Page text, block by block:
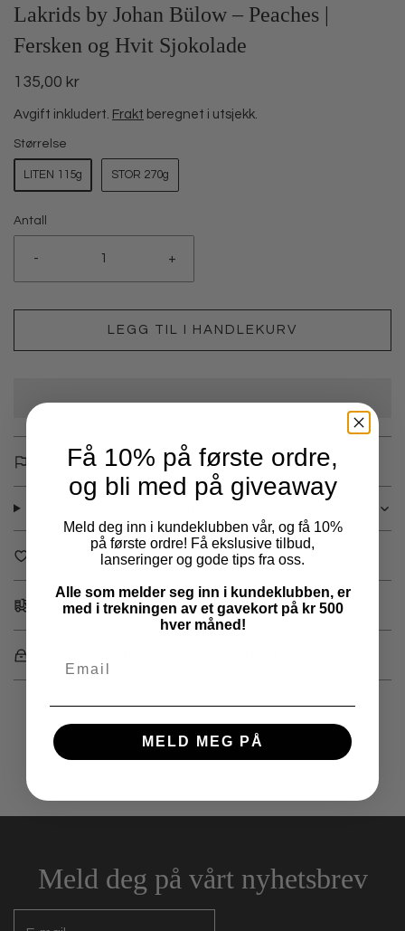
Lakrids by Johan Bülow – Peaches |
Fersken og Hvit Sjokolade
135,00 kr
Avgift inkludert. Frakt beregnet i utsjekk.
Størrelse
LITEN 115g STOR 270g
Antall
- +
LEGG TIL I HANDLEKURV
Over 100 år gammel familiebedrift
Fri frakt over 1000,-
Meld deg på vårt nyhetsbrev
Få 10% på første ordre,
og bli med på giveaway
Meld deg inn i kundeklubben vår, og få 10%
på første ordre! Få ekslusive tilbud,
lanseringer og gode tips fra oss.
Alle som melder seg inn i kundeklubben, er
med i trekningen av et gavekort på kr 500
hver måned!
MELD MEG PÅ